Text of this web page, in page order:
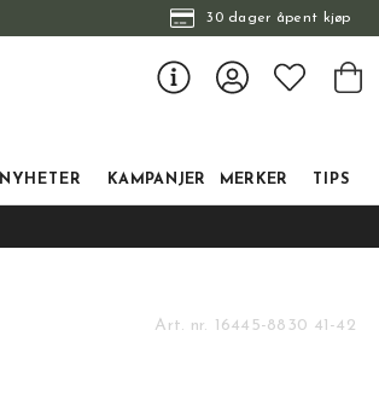
30 dager åpent kjøp
NYHETER KAMPANJER MERKER TIPS
Art. nr. 16445-8830 41-42